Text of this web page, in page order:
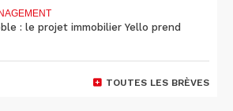
: le projet immobilier Yello prend
TOUTES LES BRÈVES